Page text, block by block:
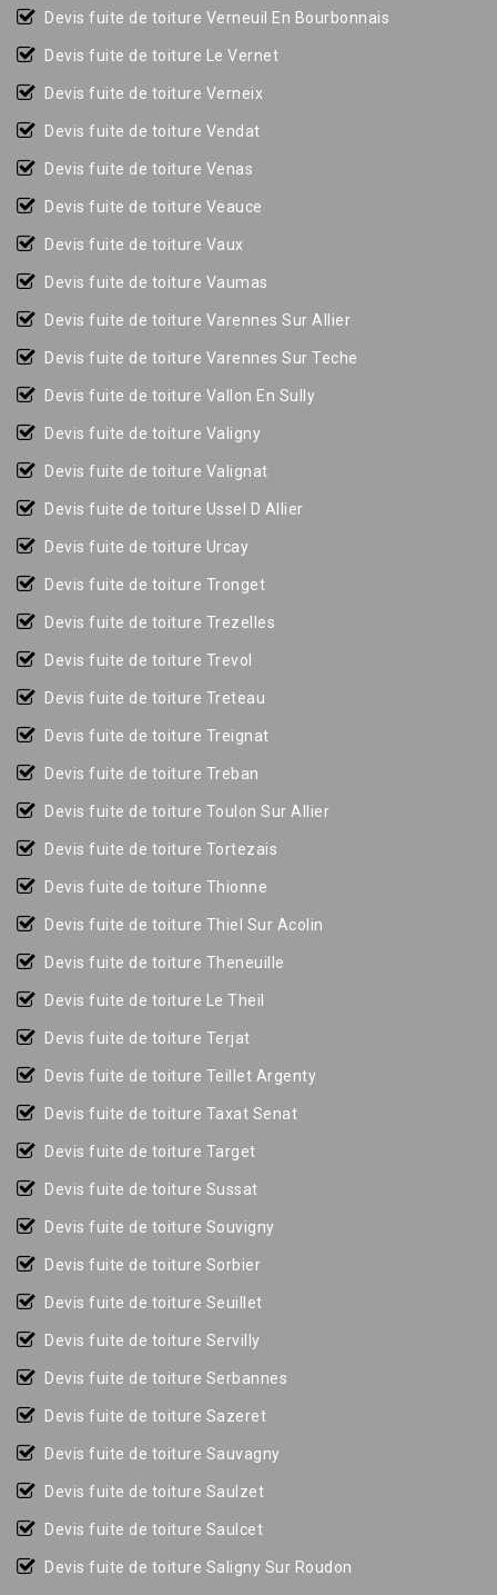
Devis fuite de toiture Verneuil En Bourbonnais
Devis fuite de toiture Le Vernet
Devis fuite de toiture Verneix
Devis fuite de toiture Vendat
Devis fuite de toiture Venas
Devis fuite de toiture Veauce
Devis fuite de toiture Vaux
Devis fuite de toiture Vaumas
Devis fuite de toiture Varennes Sur Allier
Devis fuite de toiture Varennes Sur Teche
Devis fuite de toiture Vallon En Sully
Devis fuite de toiture Valigny
Devis fuite de toiture Valignat
Devis fuite de toiture Ussel D Allier
Devis fuite de toiture Urcay
Devis fuite de toiture Tronget
Devis fuite de toiture Trezelles
Devis fuite de toiture Trevol
Devis fuite de toiture Treteau
Devis fuite de toiture Treignat
Devis fuite de toiture Treban
Devis fuite de toiture Toulon Sur Allier
Devis fuite de toiture Tortezais
Devis fuite de toiture Thionne
Devis fuite de toiture Thiel Sur Acolin
Devis fuite de toiture Theneuille
Devis fuite de toiture Le Theil
Devis fuite de toiture Terjat
Devis fuite de toiture Teillet Argenty
Devis fuite de toiture Taxat Senat
Devis fuite de toiture Target
Devis fuite de toiture Sussat
Devis fuite de toiture Souvigny
Devis fuite de toiture Sorbier
Devis fuite de toiture Seuillet
Devis fuite de toiture Servilly
Devis fuite de toiture Serbannes
Devis fuite de toiture Sazeret
Devis fuite de toiture Sauvagny
Devis fuite de toiture Saulzet
Devis fuite de toiture Saulcet
Devis fuite de toiture Saligny Sur Roudon